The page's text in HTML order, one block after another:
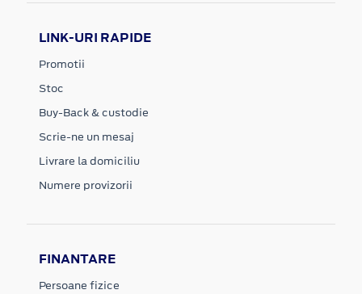
LINK-URI RAPIDE
Promotii
Stoc
Buy-Back & custodie
Scrie-ne un mesaj
Livrare la domiciliu
Numere provizorii
FINANTARE
Persoane fizice